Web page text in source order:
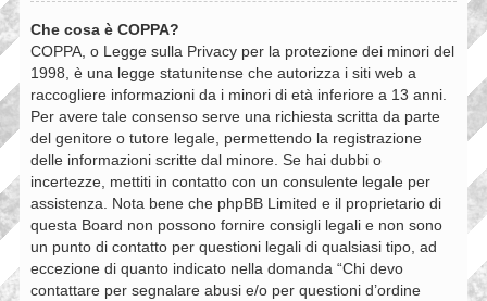
Che cosa è COPPA?
COPPA, o Legge sulla Privacy per la protezione dei minori del
1998, è una legge statunitense che autorizza i siti web a
raccogliere informazioni da i minori di età inferiore a 13 anni.
Per avere tale consenso serve una richiesta scritta da parte
del genitore o tutore legale, permettendo la registrazione
delle informazioni scritte dal minore. Se hai dubbi o
incertezze, mettiti in contatto con un consulente legale per
assistenza. Nota bene che phpBB Limited e il proprietario di
questa Board non possono fornire consigli legali e non sono
un punto di contatto per questioni legali di qualsiasi tipo, ad
eccezione di quanto indicato nella domanda “Chi devo
contattare per segnalare abusi e/o per questioni d’ordine